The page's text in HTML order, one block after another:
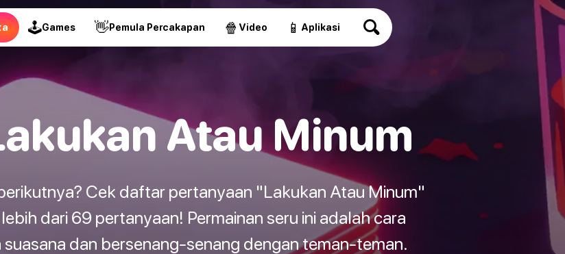
🕹Games 👋Pemula Percakapan 🍿 Video 📱 Aplikasi
Atau Minum
Cek daftar pertanyaan "Lakukan Atau Minum"
dari 69 pertanyaan! Permainan seru ini adalah cara
dan bersenang-senang dengan teman-teman.